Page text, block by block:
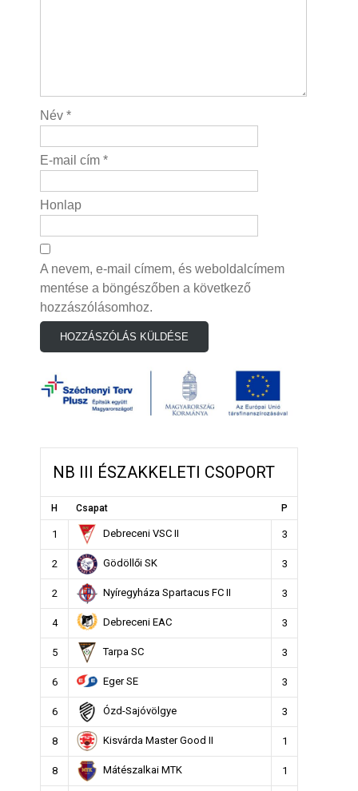
Név *
E-mail cím *
Honlap
A nevem, e-mail címem, és weboldalcímem
mentése a böngészőben a következő
hozzászólásomhoz.
NB III ÉSZAKKELETI CSOPORT
H Csapat P
1 Debreceni VSC II 3
2 Gödöllői SK 3
2 Nyíregyháza Spartacus FC II 3
4 Debreceni EAC 3
5 Tarpa SC 3
6 Eger SE 3
6 Ózd-Sajóvölgye 3
8 Kisvárda Master Good II 1
8 Mátészalkai MTK 1